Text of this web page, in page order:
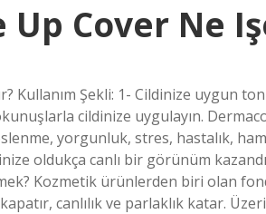
Cover Ne
Kullanım Şekli: 1- Cildinize uygun
cildinize uygulayın.
yorgunluk, stres, hastalık,
oldukça canlı bir görünüm
Kozmetik ürünlerden biri olan
canlılık ve parlaklık katar.